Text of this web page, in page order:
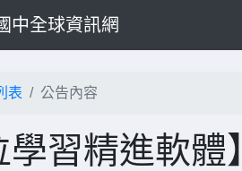
中全球資訊網
表 公告內容
學習精進軟